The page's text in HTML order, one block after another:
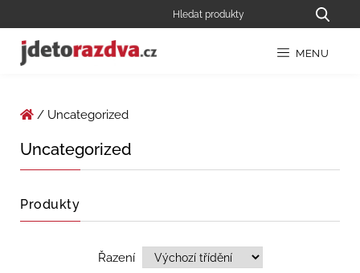
MENU
/ Uncategorized
Uncategorized
Produkty
Řazení